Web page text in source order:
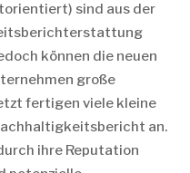
sind aus der
können die neuen
große
fertigen viele kleine
an.
ihre Reputation